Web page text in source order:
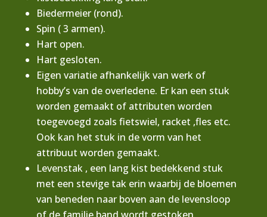
Biedermeier (rond).
Spin ( 3 armen).
Hart open.
Hart gesloten.
Eigen variatie afhankelijk van werk of
hobby’s van de overledene. Er kan een stuk
worden gemaakt of attributen worden
toegevoegd zoals fietswiel, racket ,fles etc.
Ook kan het stuk in de vorm van het
attribuut worden gemaakt.
Levenstak , een lang kist bedekkend stuk
met een stevige tak erin waarbij de bloemen
van beneden naar boven aan de levensloop